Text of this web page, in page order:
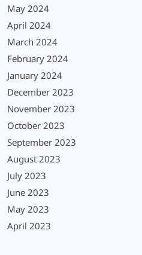
May 2024
April 2024
March 2024
February 2024
January 2024
December 2023
November 2023
October 2023
September 2023
August 2023
July 2023
June 2023
May 2023
April 2023